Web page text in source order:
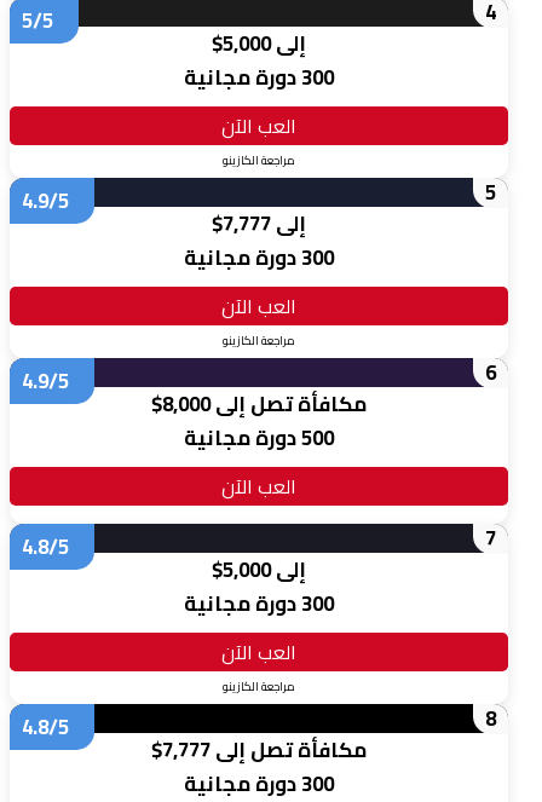
4
5/5
إلى 5,000$
300 دورة مجانية
العب الآن
مراجعة الكازينو
5
4.9/5
إلى 7,777$
300 دورة مجانية
العب الآن
مراجعة الكازينو
6
4.9/5
مكافأة تصل إلى 8,000$
500 دورة مجانية
العب الآن
7
4.8/5
إلى 5,000$
300 دورة مجانية
العب الآن
مراجعة الكازينو
8
4.8/5
مكافأة تصل إلى 7,777$
300 دورة مجانية